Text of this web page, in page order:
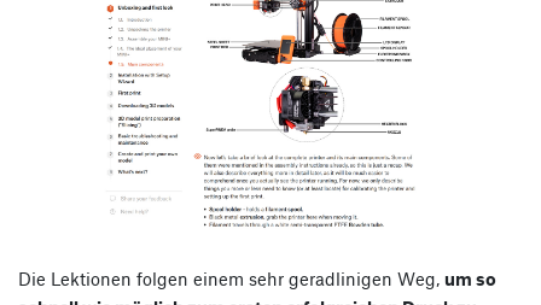
Die Lektionen folgen einem sehr geradlinigen Weg, um so